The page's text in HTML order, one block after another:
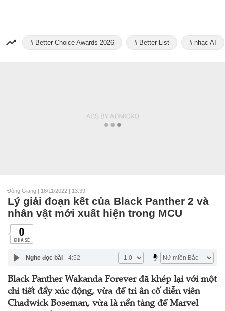
Better Choice Awards 2026 Better List nhạc AI
Đông Giang | 16/11/2022 | 13:39
Lý giải đoạn kết của Black Panther 2 và
nhân vật mới xuất hiện trong MCU
0
CHIA SẺ
Nghe đọc bài 4:52
Black Panther Wakanda Forever đã khép lại với một
chi tiết đầy xúc động, vừa để tri ân cố diễn viên
Chadwick Boseman, vừa là nền tảng để Marvel